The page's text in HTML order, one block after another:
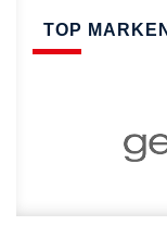
TOP